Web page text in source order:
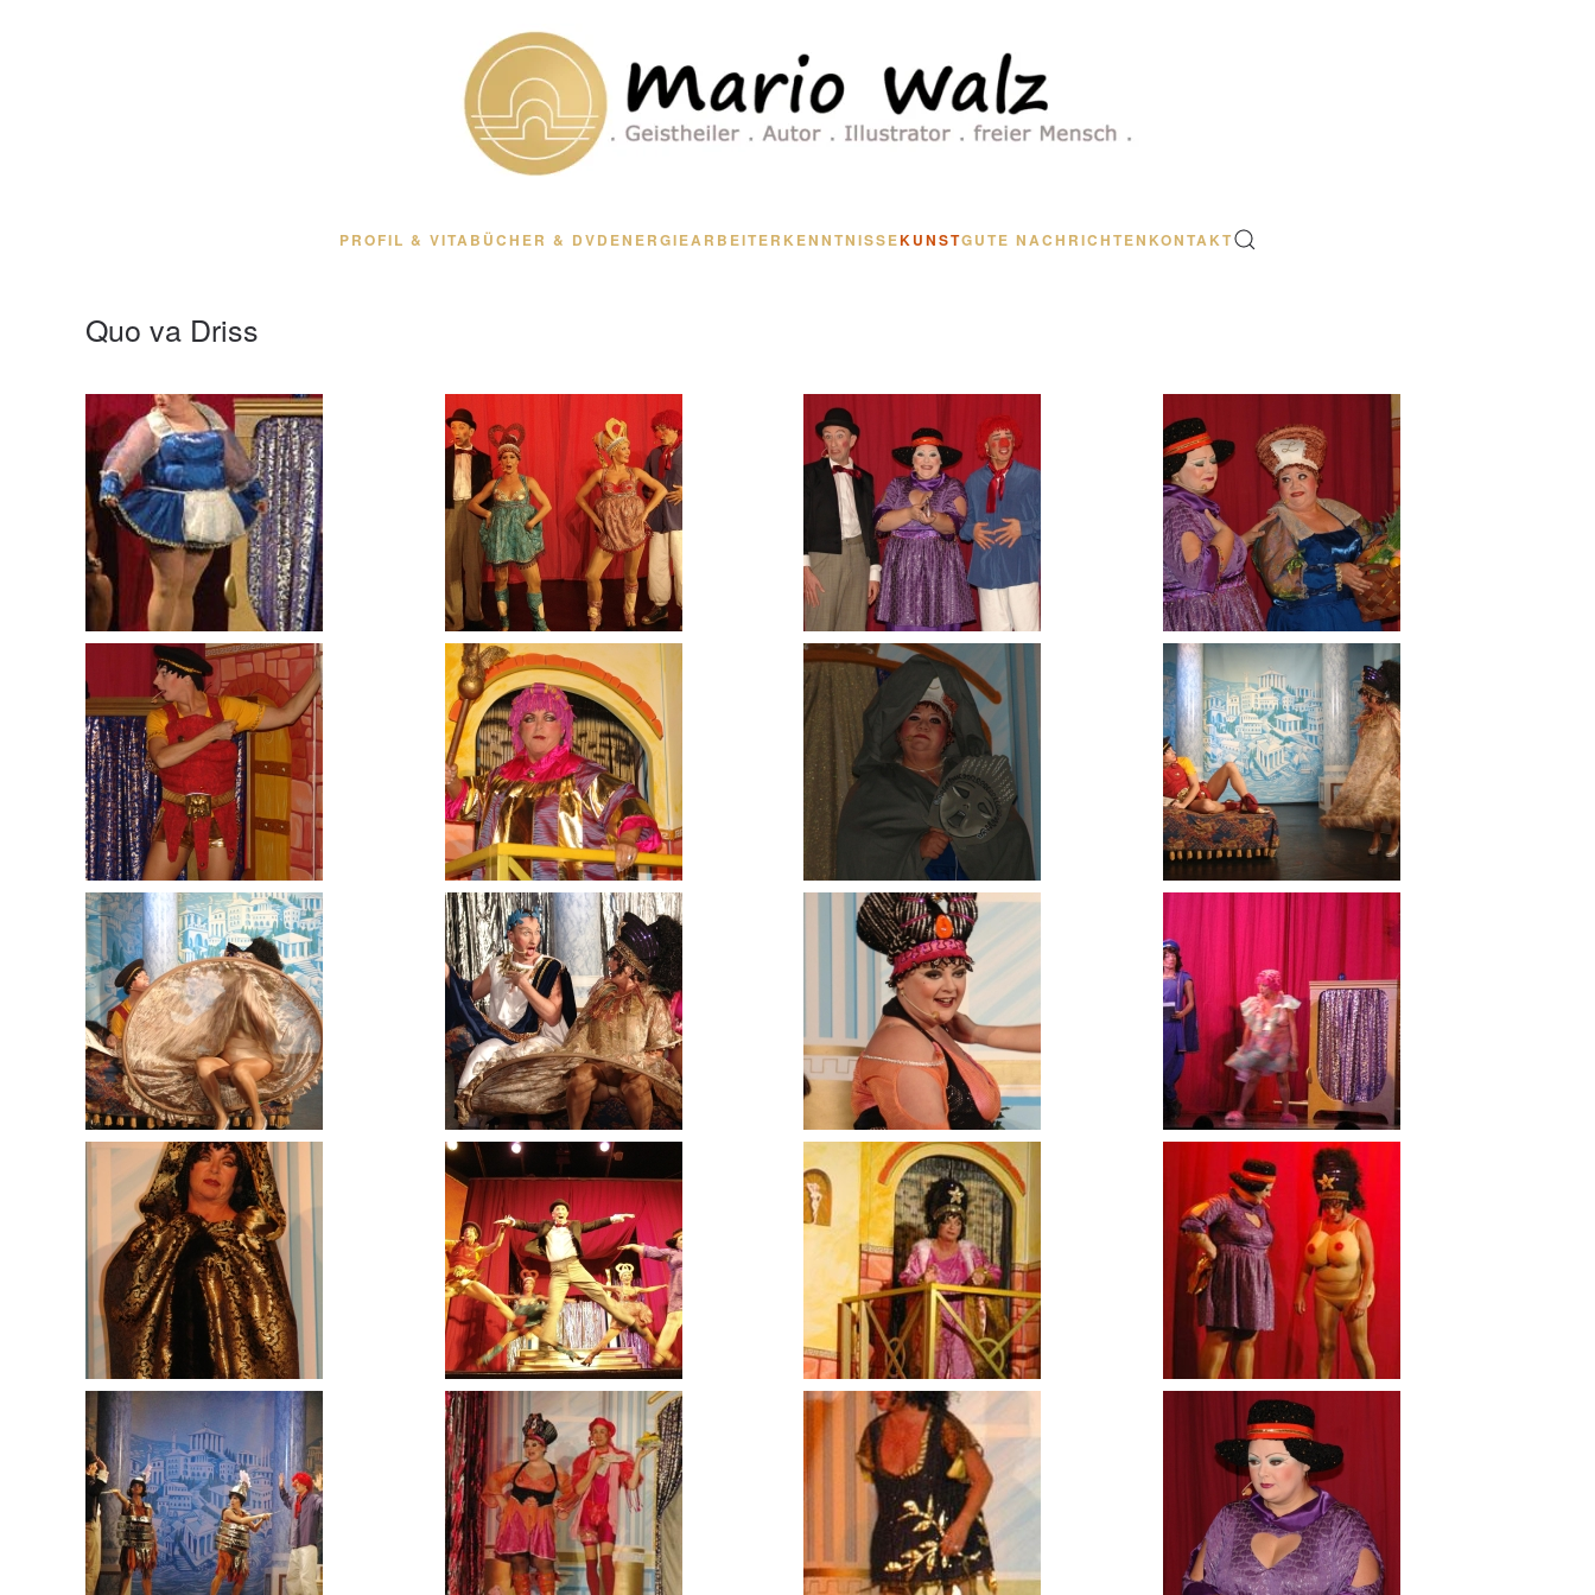
PROFIL & VITA BÜCHER & DVD ENERGIEARBEITERKENNTNISSEKUNSTGUTE NACHRICHTEN KONTAKT
Quo va Driss